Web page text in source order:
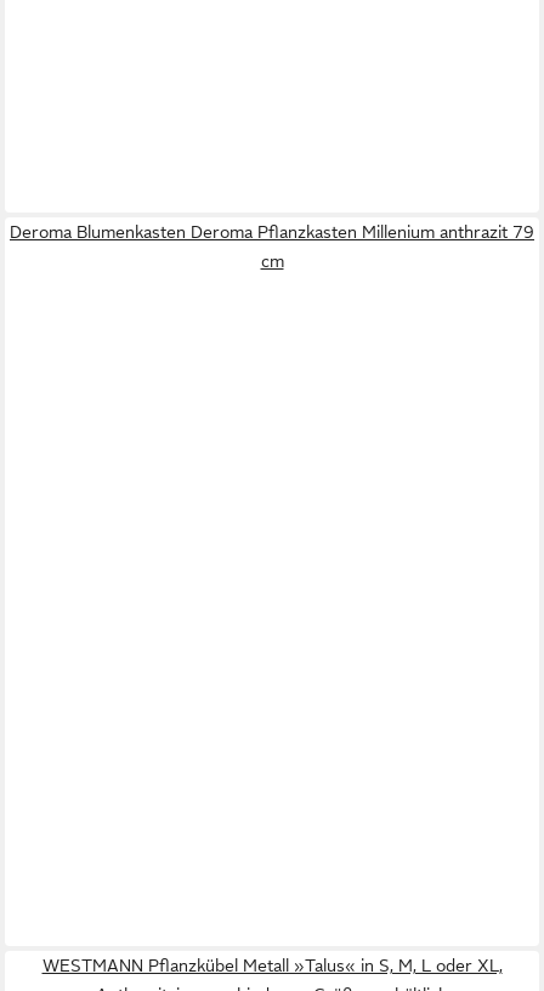
Deroma Blumenkasten Deroma Pflanzkasten Millenium anthrazit 79
cm
WESTMANN Pflanzkübel Metall »Talus« in S, M, L oder XL,